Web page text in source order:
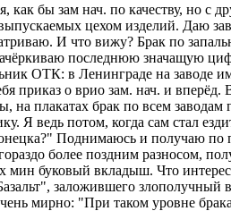
бы зам нач. по качеству, но
цехом изделий. Даю
И что вижу? Брак по
последнюю значащую
ОТК: в Ленинграде на заводе
приказ о врио зам. нач. и
плакатах брак по всем
Я ведь потом, когда сам стал
Поднимаюсь и получаю по
более поздним разносом,
буковый вкладыш. Что
заложившего
мирно: "При таком уровне